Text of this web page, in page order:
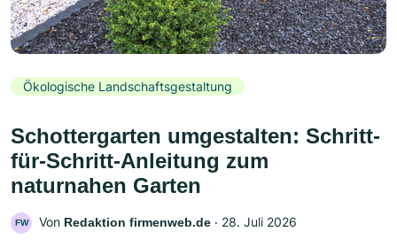
Ökologische Landschaftsgestaltung
Schottergarten umgestalten: Schritt-
für-Schritt-Anleitung zum
naturnahen Garten
FW Von Redaktion firmenweb.de ‧ 28. Juli 2026